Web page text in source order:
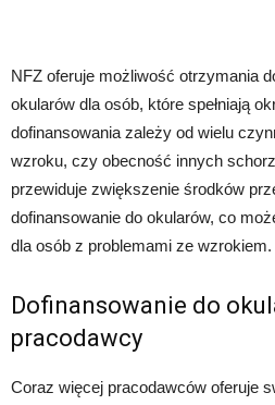
NFZ oferuje możliwość otrzymania
okularów dla osób, które spełniają
dofinansowania zależy od wielu
wzroku, czy obecność innych
przewiduje zwiększenie środków
dofinansowanie do okularów, co
dla osób z problemami ze wzrokiem.
Dofinansowanie do
pracodawcy
Coraz więcej pracodawców oferuje